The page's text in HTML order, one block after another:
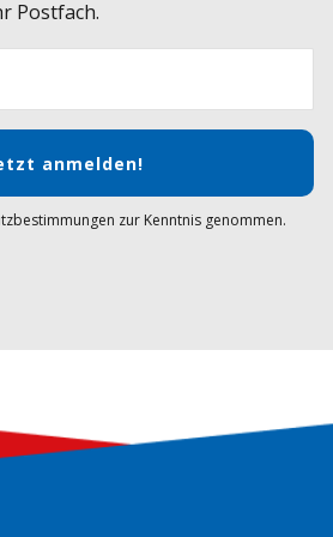
Postfach.
anmelden!
zur Kenntnis genommen.